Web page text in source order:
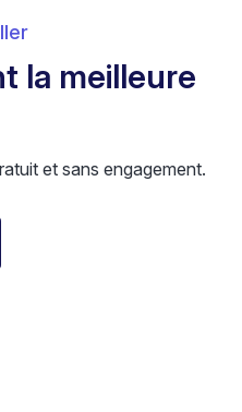
la meilleure
et sans engagement.